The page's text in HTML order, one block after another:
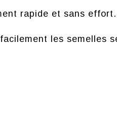
rapide et sans effort.
les semelles